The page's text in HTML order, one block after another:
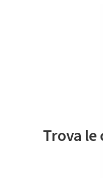
Il servizio di mobilità
Trova